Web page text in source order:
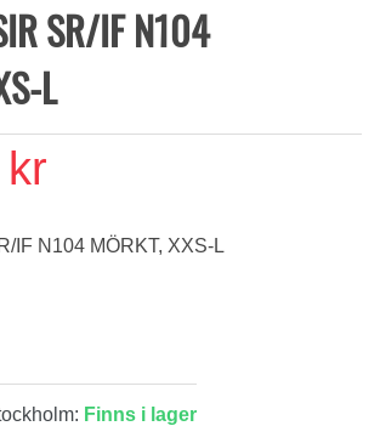
SR/IF N104
L
IF N104 MÖRKT, XXS-L
Finns i lager